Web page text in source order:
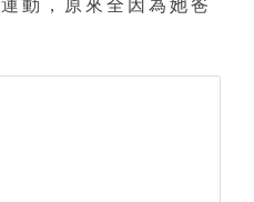
動，原來全因為她爸